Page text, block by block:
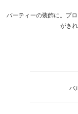
パーティーの装飾に。プ
がき
バ